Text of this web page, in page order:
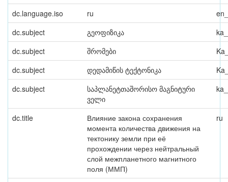
dc.language.iso ru
dc.subject
გეოფიზიკა
dc.subject
შრომები
dc.subject
დედამიწის ტექტონიკა
dc.subject
საპლანეტთაშორისო მაგნიტური
ველი
dc.title
Влияние закона сохранения
момента количества движения на
тектонику земли при её
прохождении через нейтральный
слой межпланетного магнитного
поля (ММП)
ru